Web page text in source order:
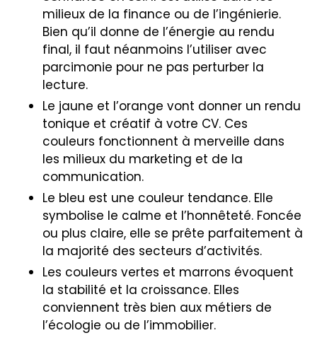
milieux de la finance ou de l’ingénierie.
Bien qu’il donne de l’énergie au rendu
final, il faut néanmoins l’utiliser avec
parcimonie pour ne pas perturber la
lecture.
Le jaune et l’orange vont donner un rendu
tonique et créatif à votre CV. Ces
couleurs fonctionnent à merveille dans
les milieux du marketing et de la
communication.
Le bleu est une couleur tendance. Elle
symbolise le calme et l’honnêteté. Foncée
ou plus claire, elle se prête parfaitement à
la majorité des secteurs d’activités.
Les couleurs vertes et marrons évoquent
la stabilité et la croissance. Elles
conviennent très bien aux métiers de
l’écologie ou de l’immobilier.